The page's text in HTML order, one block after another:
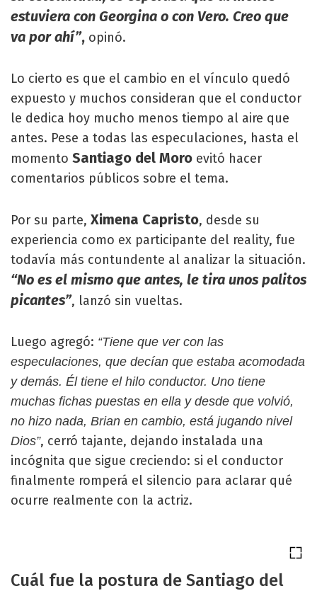
estuviera con Georgina o con Vero. Creo que
va por ahí”, opinó.
Lo cierto es que el cambio en el vínculo quedó
expuesto y muchos consideran que el conductor
le dedica hoy mucho menos tiempo al aire que
antes. Pese a todas las especulaciones, hasta el
momento Santiago del Moro evitó hacer
comentarios públicos sobre el tema.
Por su parte, Ximena Capristo, desde su
experiencia como ex participante del reality, fue
todavía más contundente al analizar la situación.
“No es el mismo que antes, le tira unos palitos
picantes”, lanzó sin vueltas.
Luego agregó: “Tiene que ver con las
especulaciones, que decían que estaba acomodada
y demás. Él tiene el hilo conductor. Uno tiene
muchas fichas puestas en ella y desde que volvió,
no hizo nada, Brian en cambio, está jugando nivel
Dios”, cerró tajante, dejando instalada una
incógnita que sigue creciendo: si el conductor
finalmente romperá el silencio para aclarar qué
ocurre realmente con la actriz.
Cuál fue la postura de Santiago del